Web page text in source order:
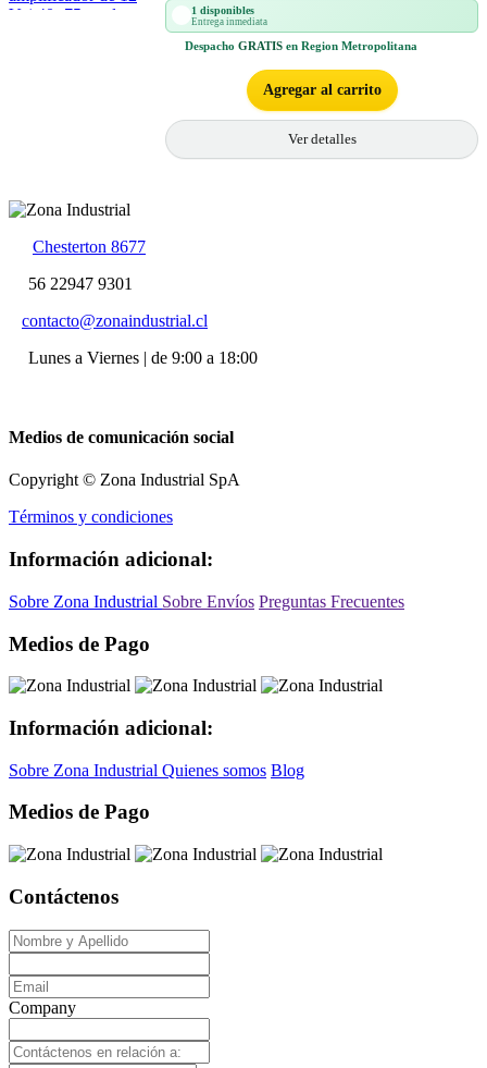
1 disponibles
Entrega inmediata
Despacho GRATIS en Region Metropolitana
Agregar al carrito
Ver detalles
Chesterton 8677
56 22947 9301
contacto@zonaindustrial.cl
Lunes a Viernes | de 9:00 a 18:00
Medios de comunicación social
Copyright © Zona Industrial SpA
Términos y condiciones
Información adicional:
Sobre Zona Industrial Sobre Envíos Preguntas Frecuentes
Medios de Pago
Información adicional:
Sobre Zona Industrial Quienes somos Blog
Medios de Pago
Contáctenos
Company